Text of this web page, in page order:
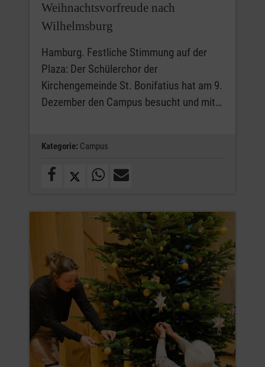
Weihnachtsvorfreude nach
Wilhelmsburg
Hamburg. Festliche Stimmung auf der
Plaza: Der Schülerchor der
Kirchengemeinde St. Bonifatius hat am 9.
Dezember den Campus besucht und mit…
Kategorie: Campus